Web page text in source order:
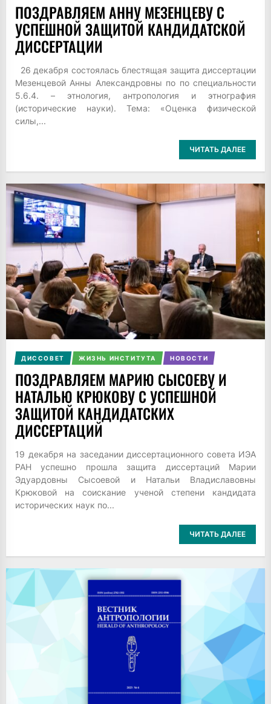
ПОЗДРАВЛЯЕМ АННУ МЕЗЕНЦЕВУ С
УСПЕШНОЙ ЗАЩИТОЙ КАНДИДАТСКОЙ
ДИССЕРТАЦИИ
26 декабря состоялась блестящая защита диссертации
Мезенцевой Анны Александровны по по специальности
5.6.4. – этнология, антропология и этнография
(исторические науки). Тема: «Оценка физической
силы,...
ЧИТАТЬ ДАЛЕЕ
ДИССОВЕТ ЖИЗНЬ ИНСТИТУТА НОВОСТИ
ПОЗДРАВЛЯЕМ МАРИЮ СЫСОЕВУ И
НАТАЛЬЮ КРЮКОВУ С УСПЕШНОЙ
ЗАЩИТОЙ КАНДИДАТСКИХ
ДИССЕРТАЦИЙ
19 декабря на заседании диссертационного совета ИЭА
РАН успешно прошла защита диссертаций Марии
Эдуардовны Сысоевой и Натальи Владиславовны
Крюковой на соискание ученой степени кандидата
исторических наук по...
ЧИТАТЬ ДАЛЕЕ